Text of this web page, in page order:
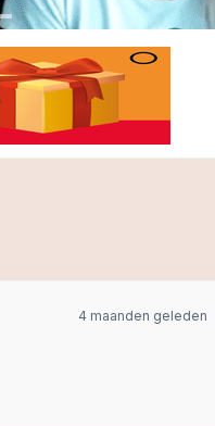
4 maanden geleden